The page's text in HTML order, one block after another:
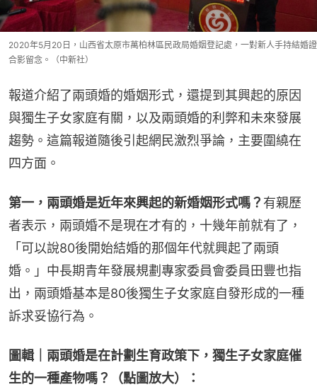
2020年5月20日，山西省太原市萬柏林區民政局婚姻登記處，一對新人手持結婚證
合影留念。（中新社）
報道介紹了兩頭婚的婚姻形式，還提到其興起的原因
與獨生子女家庭有關，以及兩頭婚的利弊和未來發展
趨勢。這篇報道隨後引起網民激烈爭論，主要圍繞在
四方面。
第一，兩頭婚是近年來興起的新婚姻形式嗎？ 有親歷
者表示，兩頭婚不是現在才有的，十幾年前就有了，
「可以說80後開始結婚的那個年代就興起了兩頭
婚。」中長期青年發展規劃專家委員會委員田豐也指
出，兩頭婚基本是80後獨生子女家庭自發形成的一種
訴求妥協行為。
圖輯｜兩頭婚是在計劃生育政策下，獨生子女家庭催
生的一種產物嗎？（點圖放大）：